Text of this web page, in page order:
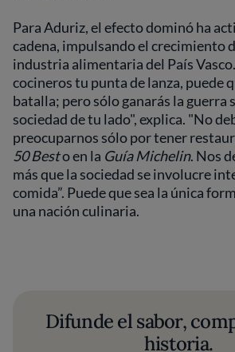
Para Aduriz, el efecto dominó ha
cadena, impulsando el crecimiento
industria alimentaria del País
cocineros tu punta de lanza, puede
batalla; pero sólo ganarás la guerra
sociedad de tu lado", explica. "No
preocuparnos sólo por tener
50 Besto en la Guía Michelin. Nos
más que la sociedad se involucre
comida”. Puede que sea la única
una nación culinaria.
Difunde el sabor,
historia.